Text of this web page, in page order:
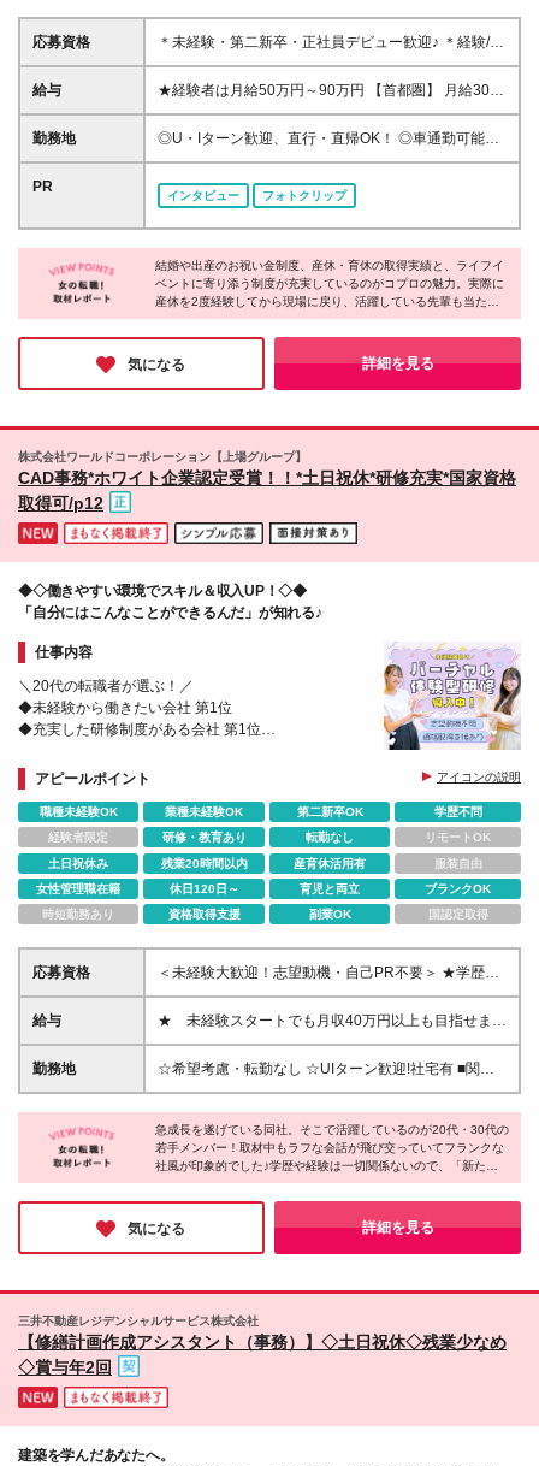
応募資格
＊未経験・第二新卒・正社員デビュー歓迎♪ ＊経験/知
識ゼロでOK！ ＊学歴・年齢・転職回数は一切不問で
す！ ＊人物重視の採用です！ 20代、30代の業界未経
しています！ ※ご希望を考慮し、雇用形態を決定しま
す ※新卒の方もご応募可能 （待遇・募集要項等は別
す！半年先の入社もOK！お気軽にご相談ください！
給与
★経験者は月給50万円～90万円 【首都圏】 月給30万
1230円〜 ⇒基本22万7000円+地域6万4230円+皆勤1
万円 【群馬/栃木/茨城】 月給28万1090円〜 ⇒基本23
5130円+皆勤1万円 【静岡/愛知/岐阜/三重】 月給28万
域1万8960円+皆勤1万円 【福岡/佐賀/長崎/大分/熊
本】 月給25万800円〜 ⇒基本21万8000円+地域2万
2800円+皆勤1万円 【宮城/山形/福島】 月給25万580
4000円+地域2万7090円+皆勤1万円 ※残業代は1分単
位で全額支給（みなし残業制度なし） ※上記給与は最
件変更なし) ※今期より新賃金体系へ移行しました。
詳細は面接時にご説明します
勤務地
◎U・Iターン歓迎、直行・直帰OK！ ◎車通勤可能の
エリアもあり！ ◎出張なしの働き方も可能 ◎全国に
勤務地あり/希望のエリアで働けます《転勤なし》
【拠点】 ※全国各地に支店あり ・札幌支店/北海道 ・
仙台支店/宮城・青森・岩手・秋田・山形・福島 ・大
宮営業所/埼玉・栃木・群馬・茨城・新潟 ・東京支店/
東京・千葉 ・横浜営業所/神奈川・山梨 ・名古屋支店/
愛知・長野・岐阜・三重・滋賀・静岡・石川・富山・
福井 ・大阪支店/大阪(大阪駅周辺エリアなど)・京都・
兵庫・奈良・和歌山 ・広島支店/広島・岡山・島根・
鳥取・山口・香川・高知・愛媛・徳島 ・福岡支店/福
岡・佐賀・長崎・熊本・大分・宮崎・鹿児島・沖縄 ※
PR
インタビュー フォトクリップ
結婚や出産のお祝い金制度、産休・育休の取得実績と、ライフイ
ベントに寄り添う制度が充実しているのがコプロの魅力。実際に
産休を2度経験してから現場に戻り、活躍している先輩も当たり
前のようにいます！ さらに、全国各地に拠点があるから「地元で
働きたい」「通勤時間を短くしたい」「なるべく残業を減らした
い」といったリアルな希望にも、きちんと向き合ってもらえま
す。あなたの"こうしたい"を、ここで実現してみませんか♪
気になる 詳細を見る
株式会社ワールドコーポレーション【上場グループ】
CAD事務*ホワイト企業認定受賞！！*土日祝休*研修充実*国家資格
取得可/p12
◆◇働きやすい環境でスキル＆収入UP！◇◆
「自分にはこんなことができるんだ」が知れる♪
仕事内容
＼20代の転職者が選ぶ！／
◆未経験から働きたい会社 第1位
◆充実した研修制度がある会社 第1位
◆ホワイト企業認定取得
アピールポイント アイコンの説明
職種未経験OK 業種未経験OK 第二新卒OK
学歴不問
経験者限定
研修・教育あり 転勤なし
リモートOK
土日祝休み
残業20時間以内 産育休活用有
服装自由
女性管理職在籍
休日120日～ 育児と両立
ブランクOK
時短勤務あり
資格取得支援 副業OK 国認定取得
応募資格
＜未経験大歓迎！志望動機・自己PR不要＞ ★学歴・
職歴・転職回数・正社員経験の有無など一切不問 ★
ご年齢が40歳までの方※若年層の長期キャリア形成の
東海、九州、沖縄エリアでの勤務を希望される方 *★*
こんな方にピッタリ*★* ◎正社員デビューしたい ◎
間と一緒に仕事を楽しみたい なりたい将来像が決ま
っていなくてもOK！ まずは業界のこと・会社のこと
を 仕事をしながら知ってもらい、 そのうえでサポー
給与
★ 未経験スタートでも月収40万円以上も目指せま
す！ ★ ★ 試用期間6か月あり／給与・待遇に変更
なし ★ ＼パターン①orパターン②で給与形態の選択
円以上 【関西】 月給27.5万円以上 【中部】 月給26.5
万円以上 【東北】 月給24.5万円以上 【北海道】 月給
24.0万円以上 【九州・中四国】 月給25.5万円以上 ＜
+賞与年2回+残業代 （※20H場合を超過した場合は全
額別途支給） 【首都圏・関東・北信越】 月給25.0万
円以上 【関 西・中部】 月給24.5万円以上 【東
業代は残業の有無に関わらず支給し、超過分は別途全
額支給いたします ①②の給与形態はご本人様と相談
知） ■給与改定年1回 ■(※)賞与年2回（昨年度支給実
績2回／頑張りを評価） (※)支給条件に規定あり
勤務地
☆希望考慮・転勤なし ☆UIターン歓迎!社宅有 ■関東
東京、神奈川、埼玉、千葉、群馬、栃木、茨城 ■東北
青森、秋田、岩手、宮城、福島、山形 ■関西 大阪、兵
庫、京都、奈良、和歌山、滋賀 ■中部・北信越 新潟、
富山、石川、福井、山梨、長野、岐阜、静岡、愛知 ■
九州 福岡、佐賀、長崎、大分、熊本、宮崎、鹿児
島、沖縄 ■中四国 鳥取、島根、岡山、広島、山口、徳
島、香川、愛媛、高知 ■北海道 本社/東京都千代田区
3-4-10アルティメイト名駅1st 九州支店/福岡市博多区
博多駅東2-10-35博多プライムイースト 北海道支店/札
フィス/東京都千代田区二番町12-8
急成長を遂げている同社。そこで活躍しているのが20代・30代の
若手メンバー！取材中もラフな会話が飛び交っていてフランクな
社風が印象的でした♪学歴や経験は一切関係ないので、「新たな
キャリアを踏み出したい」そんな方にはとっておきの会社です！
気になる 詳細を見る
三井不動産レジデンシャルサービス株式会社
【修繕計画作成アシスタント（事務）】◇土日祝休◇残業少なめ
◇賞与年2回
建築を学んだあなたへ。